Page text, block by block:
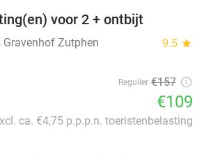
voor 2 + ontbijt
Gravenhof Zutphen 9.5 star
Regulier €157
€109
ca. €4,75 p.p.p.n. toeristenbelasting